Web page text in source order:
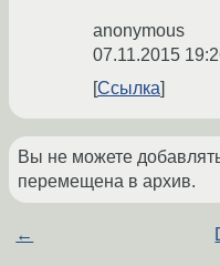
anonymous
07.11.2015
Ссылка
Вы не можете
перемещена в архив.
←